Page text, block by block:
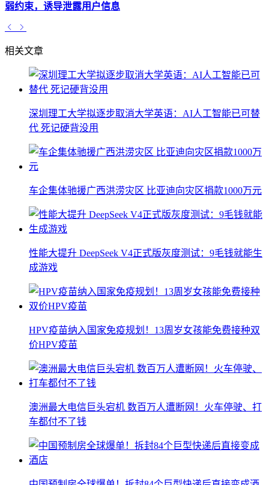
弱约束，诱导泄露用户信息
相关文章
深圳理工大学拟逐步取消大学英语：AI人工智能已可替
代 死记硬背没用
车企集体驰援广西洪涝灾区 比亚迪向灾区捐款1000万元
性能大提升 DeepSeek V4正式版灰度测试：9毛钱就能生
成游戏
HPV疫苗纳入国家免疫规划！13周岁女孩能免费接种双
价HPV疫苗
澳洲最大电信巨头宕机 数百万人遭断网！火车停驶、打
车都付不了钱